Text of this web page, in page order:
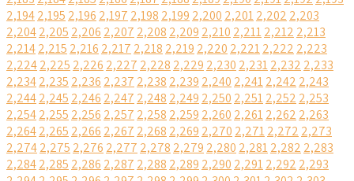
2,1942,195 2,196 2,197 2,198 2,199 2,200 2,2012,202 2,203
2,2042,205 2,206 2,207 2,208 2,209 2,210 2,2112,212 2,213
2,2142,215 2,216 2,217 2,218 2,219 2,220 2,2212,222 2,223
2,2242,225 2,226 2,227 2,228 2,229 2,230 2,2312,232 2,233
2,2342,235 2,236 2,237 2,238 2,239 2,240 2,2412,242 2,243
2,2442,245 2,246 2,247 2,248 2,249 2,250 2,2512,252 2,253
2,2542,255 2,256 2,257 2,258 2,259 2,260 2,2612,262 2,263
2,2642,265 2,266 2,267 2,268 2,269 2,270 2,2712,272 2,273
2,2742,275 2,276 2,277 2,278 2,279 2,280 2,2812,282 2,283
2,2842,285 2,286 2,287 2,288 2,289 2,290 2,2912,292 2,293